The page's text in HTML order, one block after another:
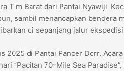
Tim Barat dari Pantai Nyawiji,
sambil menancapkan bendera
di sepanjang jalur ekspedisi.
2025 di Pantai Pancer Dorr.
“Pacitan 70-Mile Sea